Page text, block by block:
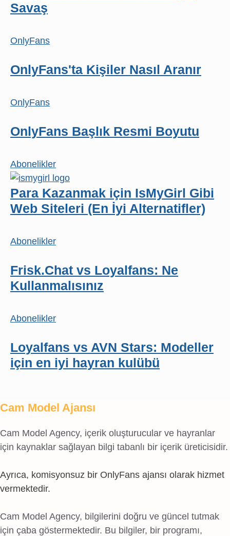
Savaş
OnlyFans
OnlyFans'ta Kişiler Nasıl Aranır
OnlyFans
OnlyFans Başlık Resmi Boyutu
Abonelikler
Para Kazanmak için IsMyGirl Gibi
Web Siteleri (En İyi Alternatifler)
Abonelikler
Frisk.Chat vs Loyalfans: Ne
Kullanmalısınız
Abonelikler
Loyalfans vs AVN Stars: Modeller
için en iyi hayran kulübü
Cam Model Ajansı
Cam Model Agency, içerik oluşturucular ve hayranlar
için kaynaklar sağlayan bilgi tabanlı bir içerik üreticisidir.
Ayrıca, komisyonsuz bir OnlyFans ajansı olarak hizmet
vermektedir.
Cam Model Agency, bilgilerini doğru ve güncel tutmak
için çaba göstermektedir. Bu bilgiler, bir programı,